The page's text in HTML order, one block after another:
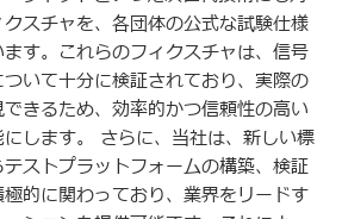
スチャを、各団体の公式な試験仕様
す。これらのフィクスチャは、信号
いて十分に検証されており、実際の
きるため、効率的かつ信頼性の高い
します。 さらに、当社は、新しい標
ストプラットフォームの構築、検証
的に関わっており、業界をリードす